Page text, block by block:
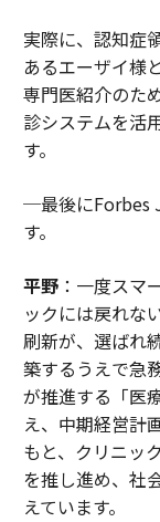
実際に、認知症
あるエーザイ様
専門医紹介のた
診システムを活
す。
─最後にForbes
す。
平野：一度スマ
ックには戻れな
刷新が、選ばれ
築するうえで急
が推進する「医
え、中期経営計
もと、クリニッ
を推し進め、社
えています。